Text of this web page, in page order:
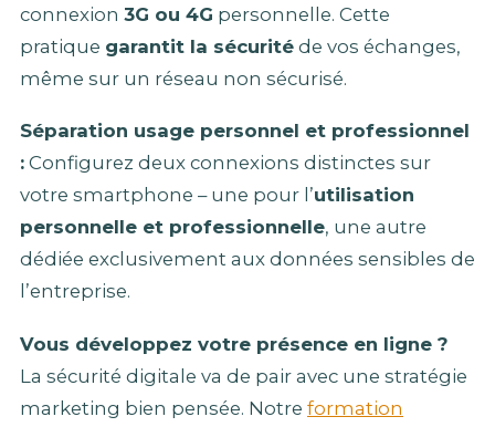
connexion 3G ou 4G personnelle. Cette
pratique garantit la sécurité de vos échanges,
même sur un réseau non sécurisé.
Séparation usage personnel et professionnel
: Configurez deux connexions distinctes sur
votre smartphone – une pour l’utilisation
personnelle et professionnelle, une autre
dédiée exclusivement aux données sensibles de
l’entreprise.
Vous développez votre présence en ligne ?
La sécurité digitale va de pair avec une stratégie
marketing bien pensée. Notre formation